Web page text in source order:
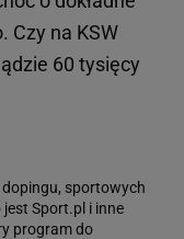
Czy na KSW
60 tysięcy
dopingu, sportowych
Sport.pl i inne
program do